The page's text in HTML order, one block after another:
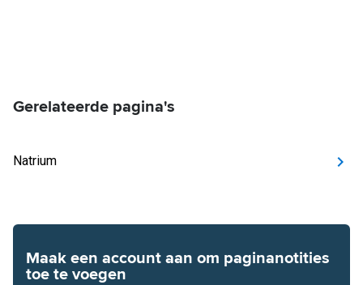
Gerelateerde pagina's
Natrium
Maak een account aan om paginanotities
toe te voegen